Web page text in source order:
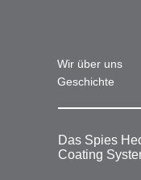
Wir über uns
Geschichte
Das Spies
Coating